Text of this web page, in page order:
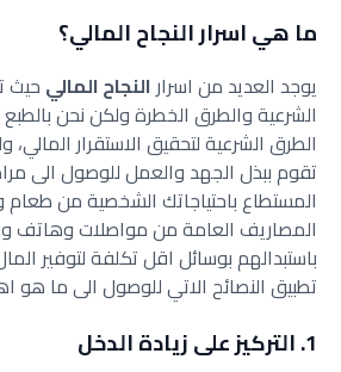
ما هي اسرار النجاح المالي؟
يوجد العديد من اسرارالنجاح المالي حيث
الشرعية والطرق الخطرة ولكن نحن
الطرق الشرعية لتحقيق الاستقرار
تقوم ببذل الجهد والعمل للوصول الى
المستطاع باحتياجاتك الشخصية من
المصاريف العامة من مواصلات وهاتف
باستبدالهم بوسائل اقل تكلفة لتوفير
تطبيق النصائح الاتي للوصول الى ما هو
1. التركيز على زيادة الدخل